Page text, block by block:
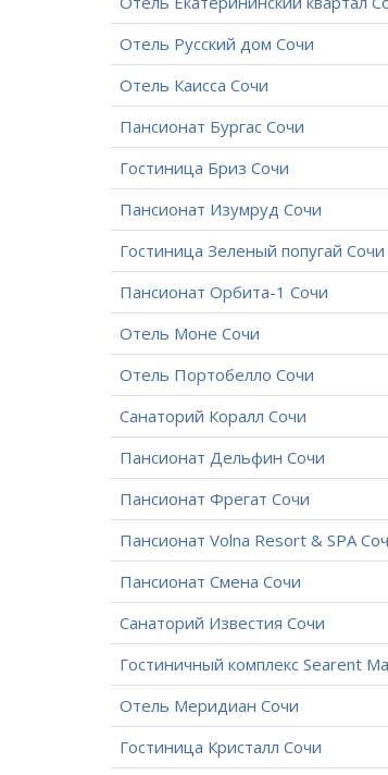
Отель Русский дом Сочи
Отель Каисса Сочи
Пансионат Бургас Сочи
Гостиница Бриз Сочи
Пансионат Изумруд Сочи
Гостиница Зеленый попугай Сочи
Пансионат Орбита-1 Сочи
Отель Моне Сочи
Отель Портобелло Сочи
Санаторий Коралл Сочи
Пансионат Дельфин Сочи
Пансионат Фрегат Сочи
Пансионат Volna Resort & SPA
Пансионат Смена Сочи
Санаторий Известия Сочи
Гостиничный комплекс Searent
Отель Меридиан Сочи
Гостиница Кристалл Сочи